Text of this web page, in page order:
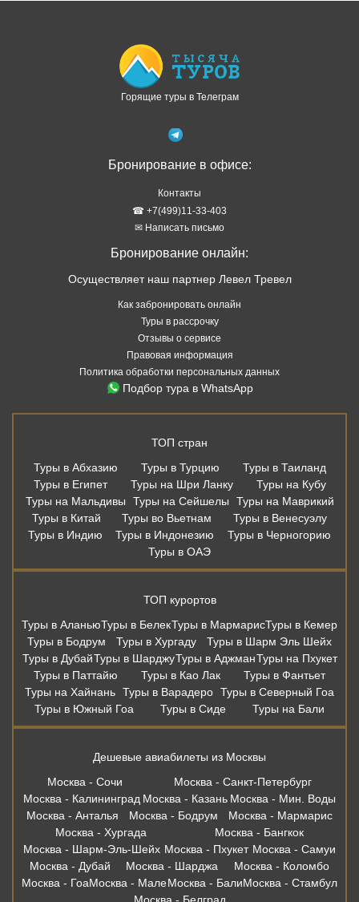
Горящие туры в Телеграм
Бронирование в офисе:
Контакты
☎ +7(499)11-33-403
✉ Написать письмо
Бронирование онлайн:
Осуществляет наш партнер Левел Тревел
Как забронировать онлайн
Туры в рассрочку
Отзывы о сервисе
Правовая информация
Политика обработки персональных данных
Подбор тура в WhatsApp
ТОП стран
Туры в Абхазию
Туры в Турцию
Туры в Таиланд
Туры в Египет
Туры на Шри Ланку
Туры на Кубу
Туры на Мальдивы
Туры на Сейшелы
Туры на Маврикий
Туры в Китай
Туры во Вьетнам
Туры в Венесуэлу
Туры в Индию
Туры в Индонезию
Туры в Черногорию
Туры в ОАЭ
ТОП курортов
Туры в АланьюТуры в БелекТуры в МармарисТуры в Кемер
Туры в Бодрум
Туры в Хургаду
Туры в Шарм Эль Шейх
Туры в ДубайТуры в ШарджуТуры в АджманТуры на Пхукет
Туры в Паттайю
Туры в Као Лак
Туры в Фантьет
Туры на Хайнань Туры в Варадеро Туры в Северный Гоа
Туры в Южный Гоа
Туры в Сиде Туры на Бали
Дешевые авиабилеты из Москвы
Москва - Сочи
Москва - Санкт-Петербург
Москва - Калининград Москва - Казань Москва - Мин. Воды
Москва - Анталья
Москва - Бодрум
Москва - Мармарис
Москва - Хургада
Москва - Бангкок
Москва - Шарм-Эль-Шейх Москва - Пхукет Москва - Самуи
Москва - Дубай
Москва - Шарджа
Москва - Коломбо
Москва - ГоаМосква - МалеМосква - БалиМосква - Стамбул
Москва - Белград